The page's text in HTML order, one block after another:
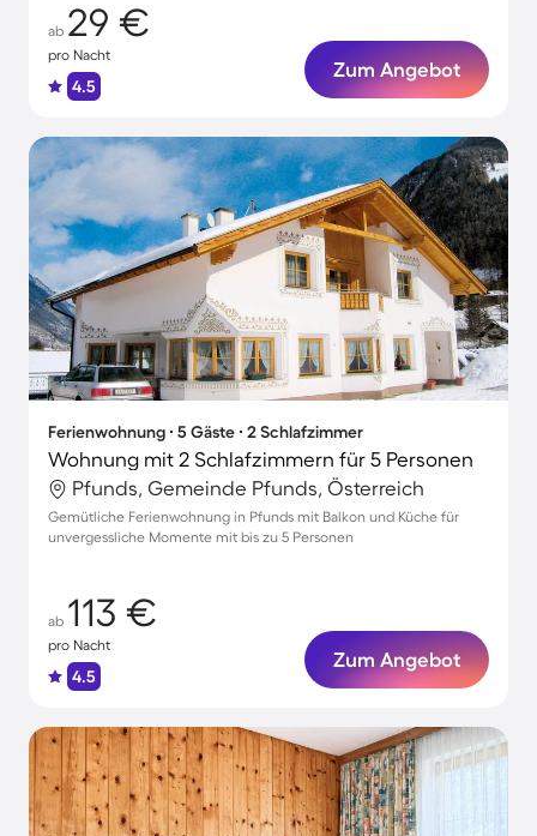
ab 29 €
pro Nacht
4.5
Zum Angebot
Ferienwohnung ∙ 5 Gäste ∙ 2 Schlafzimmer
Wohnung mit 2 Schlafzimmern für 5 Personen
Pfunds, Gemeinde Pfunds, Österreich
Gemütliche Ferienwohnung in Pfunds mit Balkon und Küche für
unvergessliche Momente mit bis zu 5 Personen
ab 113 €
pro Nacht
4.5
Zum Angebot